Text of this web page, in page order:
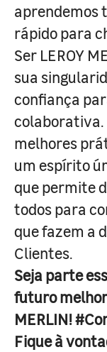
aprendemos
rápido para
Ser LEROY
sua
confiança
melhores
um espírito
que permite
todos para
que fazem a
Clientes.
Seja parte
futuro melhor
MERLIN!
Fique à